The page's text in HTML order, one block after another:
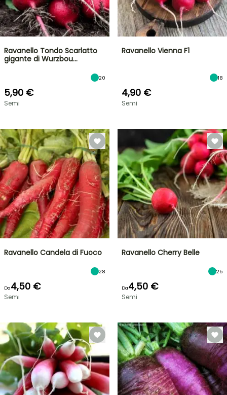
Ravanello Tondo Scarlatto
gigante di Wurzbou…
20
5,90 €
Semi
Ravanello Vienna F1
18
4,90 €
Semi
Ravanello Candela di Fuoco
28
Da4,50 €
Semi
Ravanello Cherry Belle
25
Da4,50 €
Semi